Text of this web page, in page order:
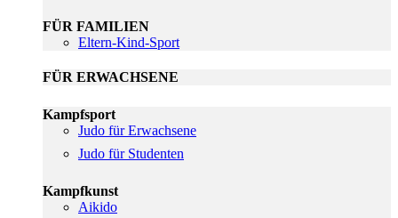
FÜR FAMILIEN
Eltern-Kind-Sport
FÜR ERWACHSENE
Kampfsport
Judo für Erwachsene
Judo für Studenten
Kampfkunst
Aikido